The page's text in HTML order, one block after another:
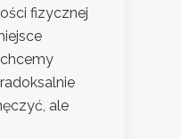
fizycznej
ale